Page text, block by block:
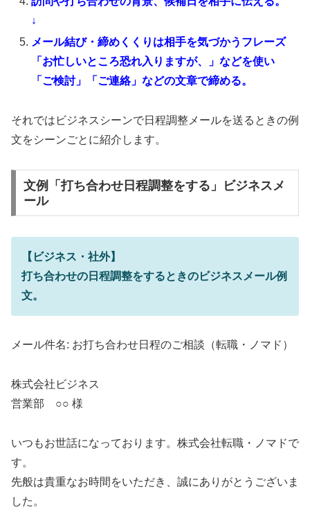
↓
メール結び・締めくくりは相手を気づかうフレーズ
「お忙しいところ恐れ入りますが、」などを使い
「ご検討」「ご連絡」などの文章で締める。
それではビジネスシーンで日程調整メールを送るときの例
文をシーンごとに紹介します。
文例「打ち合わせ日程調整をする」ビジネスメ
ール
【ビジネス・社外】
打ち合わせの日程調整をするときのビジネスメール例
文。
メール件名: お打ち合わせ日程のご相談（転職・ノマド）
株式会社ビジネス
営業部 ○○ 様
いつもお世話になっております。株式会社転職・ノマドで
す。
先般は貴重なお時間をいただき、誠にありがとうございま
した。